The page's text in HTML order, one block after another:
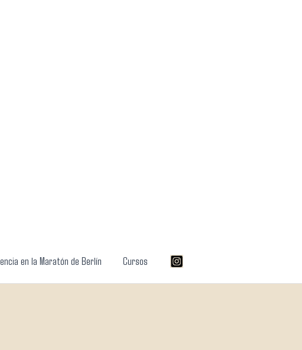
en la Maratón de Berlín Cursos